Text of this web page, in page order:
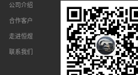
公司介绍
合作客户
走进恒煜
联系我们